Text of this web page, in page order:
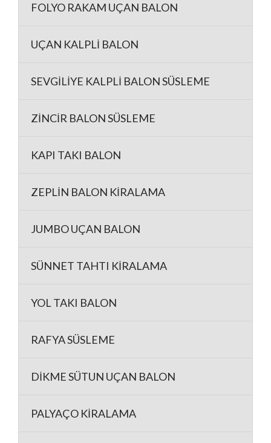
FOLYO RAKAM UÇAN BALON
UÇAN KALPLİ BALON
SEVGİLİYE KALPLİ BALON SÜSLEME
ZİNCİR BALON SÜSLEME
KAPI TAKI BALON
ZEPLİN BALON KİRALAMA
JUMBO UÇAN BALON
SÜNNET TAHTI KİRALAMA
YOL TAKI BALON
RAFYA SÜSLEME
DİKME SÜTUN UÇAN BALON
PALYAÇO KİRALAMA